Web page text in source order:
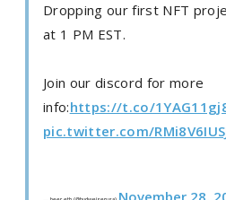
Dropping our first NFT
at 1 PM EST.
Join our discord for more
info:https://t.co/
pic.twitter.com/
November 28,